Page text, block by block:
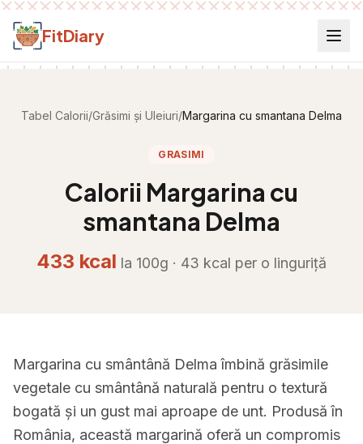
Salt la conținut
FitDiary
Tabel Calorii/Grăsimi și Uleiuri/Margarina cu smantana Delma
GRASIMI
Calorii Margarina cu
smantana Delma
433 kcal la 100g · 43 kcal per o linguriță
Margarina cu smântână Delma îmbină grăsimile
vegetale cu smântână naturală pentru o textură
bogată și un gust mai aproape de unt. Produsă în
România, această margarină oferă un compromis